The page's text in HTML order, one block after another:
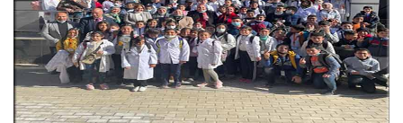
هيئة التدريس
الدراسات العليا